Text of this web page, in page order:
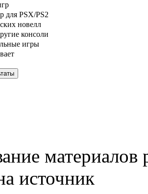
для PSX/PS2
новелл
консоли
игры
материалов
источник